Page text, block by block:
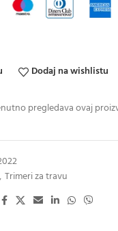
Dodaj na wishlistu
pregledava ovaj
, Trimeri za travu